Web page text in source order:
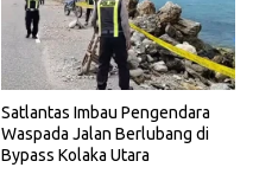
Satlantas Imbau Pengendara
Waspada Jalan Berlubang di
Bypass Kolaka Utara